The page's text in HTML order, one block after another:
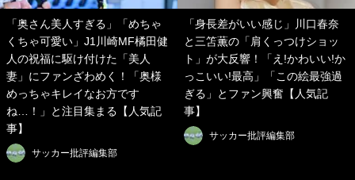
「奥さん美人すぎる」「めちゃ
くちゃ可愛い」J1川崎MF橘田健
人の祝福に駆け付けた「美人
妻」にファンざわめく！「奥様
めっちゃキレイなお方です
ね…！」と注目集まる【人気記
事】
サッカー批評編集部
「身長差がいい感じ」川口春奈
と三笘薫の「肩くっつけショッ
ト」が大反響！「え!かわいい!か
っこいい!最高」「この絵最強過
ぎる」とファン興奮【人気記
事】
サッカー批評編集部